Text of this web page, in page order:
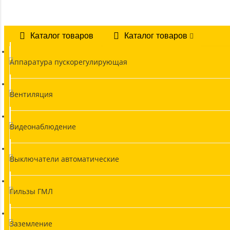
Каталог товаров Каталог товаров
Аппаратура пускорегулирующая
Вентиляция
Видеонаблюдение
Выключатели автоматические
Гильзы ГМЛ
Заземление